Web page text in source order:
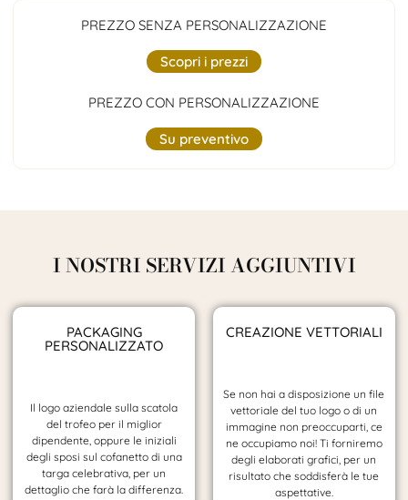
PREZZO SENZA PERSONALIZZAZIONE
Scopri i prezzi
PREZZO CON PERSONALIZZAZIONE
Su preventivo
I NOSTRI SERVIZI AGGIUNTIVI
PACKAGING
PERSONALIZZATO
Il logo aziendale sulla scatola
del trofeo per il miglior
dipendente, oppure le iniziali
degli sposi sul cofanetto di una
targa celebrativa, per un
dettaglio che farà la differenza.
CREAZIONE VETTORIALI
Se non hai a disposizione un file
vettoriale del tuo logo o di un
immagine non preoccuparti, ce
ne occupiamo noi! Ti forniremo
degli elaborati grafici, per un
risultato che soddisferà le tue
aspettative.